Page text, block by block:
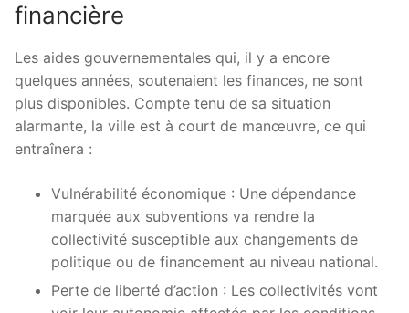
financière
Les aides gouvernementales qui, il y a encore
quelques années, soutenaient les finances, ne sont
plus disponibles. Compte tenu de sa situation
alarmante, la ville est à court de manœuvre, ce qui
entraînera :
Vulnérabilité économique : Une dépendance
marquée aux subventions va rendre la
collectivité susceptible aux changements de
politique ou de financement au niveau national.
Perte de liberté d’action : Les collectivités vont